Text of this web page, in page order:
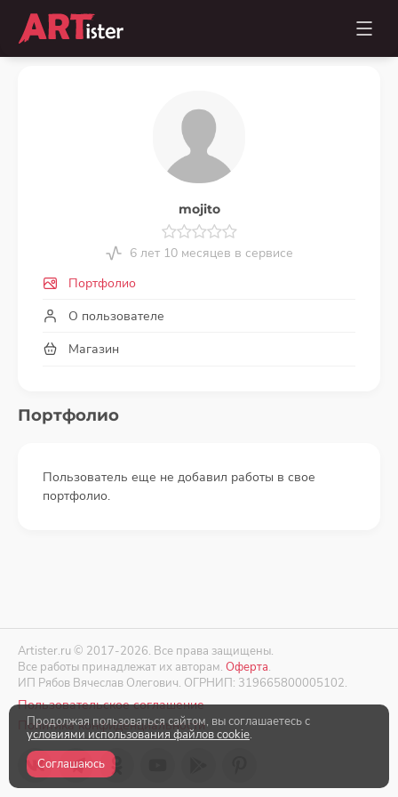
mojito
6 лет 10 месяцев в сервисе
Портфолио
О пользователе
Магазин
Портфолио
Пользователь еще не добавил работы в свое
портфолио.
Artister.ru © 2017-2026. Все права защищены.
Все работы принадлежат их авторам. Оферта.
ИП Рябов Вячеслав Олегович. ОГРНИП: 319665800005102.
Пользовательское соглашение
Политика конфиденциальности
Продолжая пользоваться сайтом, вы соглашаетесь с
условиями использования файлов cookie.
Соглашаюсь